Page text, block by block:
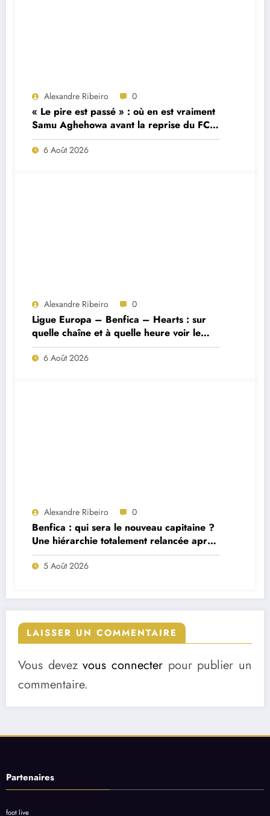
Alexandre Ribeiro 0
« Le pire est passé » : où en est vraiment
Samu Aghehowa avant la reprise du FC
Porto ?
6 Août 2026
Alexandre Ribeiro 0
Ligue Europa – Benfica – Hearts : sur
quelle chaîne et à quelle heure voir le
match ?
6 Août 2026
Alexandre Ribeiro 0
Benfica : qui sera le nouveau capitaine ?
Une hiérarchie totalement relancée après
deux départs majeurs
5 Août 2026
LAISSER UN COMMENTAIRE
Vous devezvous connecter pour publier un
commentaire.
Partenaires
foot live